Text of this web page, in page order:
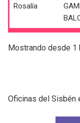
Rosalía
Mostrando desde 1
Oficinas del Sisbén